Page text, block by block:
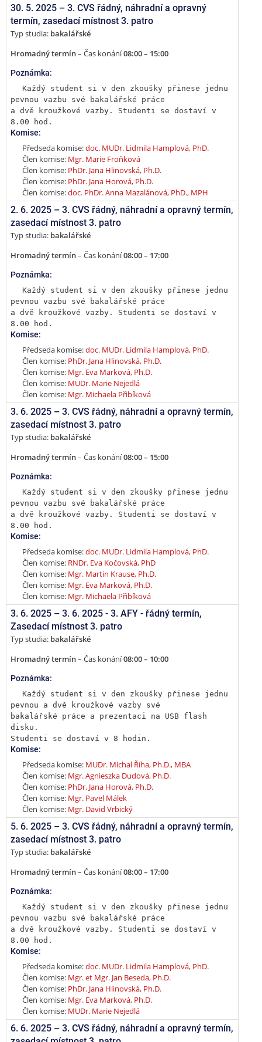
30. 5. 2025 – 3. CVS řádný, náhradní a opravný
termín, zasedací místnost 3. patro
Typ studia: bakalářské
Hromadný termín– Čas konání08:00 – 15:00
Poznámka:
Každý student si v den zkoušky přinese jednu
pevnou vazbu své bakalářské práce
a dvě kroužkové vazby. Studenti se dostaví v
8.00 hod.
Komise:
Předseda komise:doc. MUDr. Lidmila Hamplová, PhD.
Člen komise: Mgr. Marie Froňková
Člen komise: PhDr. Jana Hlinovská, Ph.D.
Člen komise: PhDr. Jana Horová, Ph.D.
Člen komise:doc. PhDr. Anna Mazalánová, PhD., MPH
2. 6. 2025 – 3. CVS řádný, náhradní a opravný termín,
zasedací místnost 3. patro
Typ studia: bakalářské
Hromadný termín– Čas konání08:00 – 17:00
Poznámka:
Každý student si v den zkoušky přinese jednu
pevnou vazbu své bakalářské práce
a dvě kroužkové vazby. Studenti se dostaví v
8.00 hod.
Komise:
Předseda komise:doc. MUDr. Lidmila Hamplová, PhD.
Člen komise: PhDr. Jana Hlinovská, Ph.D.
Člen komise: Mgr. Eva Marková, Ph.D.
Člen komise: MUDr. Marie Nejedlá
Člen komise: Mgr. Michaela Přibíková
3. 6. 2025 – 3. CVS řádný, náhradní a opravný termín,
zasedací místnost 3. patro
Typ studia: bakalářské
Hromadný termín– Čas konání08:00 – 15:00
Poznámka:
Každý student si v den zkoušky přinese jednu
pevnou vazbu své bakalářské práce
a dvě kroužkové vazby. Studenti se dostaví v
8.00 hod.
Komise:
Předseda komise:doc. MUDr. Lidmila Hamplová, PhD.
Člen komise: RNDr. Eva Kočovská, PhD
Člen komise: Mgr. Martin Krause, Ph.D.
Člen komise: Mgr. Eva Marková, Ph.D.
Člen komise: Mgr. Michaela Přibíková
3. 6. 2025 – 3. 6. 2025 - 3. AFY - řádný termín,
Zasedací místnost 3. patro
Typ studia: bakalářské
Hromadný termín– Čas konání08:00 – 10:00
Poznámka:
Každý student si v den zkoušky přinese jednu
pevnou a dvě kroužkové vazby své
bakalářské práce a prezentaci na USB flash
disku.
Studenti se dostaví v 8 hodin.
Komise:
Předseda komise: MUDr. Michal Říha, Ph.D., MBA
Člen komise: Mgr. Agnieszka Dudová, Ph.D.
Člen komise: PhDr. Jana Horová, Ph.D.
Člen komise: Mgr. Pavel Málek
Člen komise: Mgr. David Vrbický
5. 6. 2025 – 3. CVS řádný, náhradní a opravný termín,
zasedací místnost 3. patro
Typ studia: bakalářské
Hromadný termín– Čas konání08:00 – 17:00
Poznámka:
Každý student si v den zkoušky přinese jednu
pevnou vazbu své bakalářské práce
a dvě kroužkové vazby. Studenti se dostaví v
8.00 hod.
Komise:
Předseda komise:doc. MUDr. Lidmila Hamplová, PhD.
Člen komise: Mgr. et Mgr. Jan Beseda, Ph.D.
Člen komise: PhDr. Jana Hlinovská, Ph.D.
Člen komise: Mgr. Eva Marková, Ph.D.
Člen komise: MUDr. Marie Nejedlá
6. 6. 2025 – 3. CVS řádný, náhradní a opravný termín,